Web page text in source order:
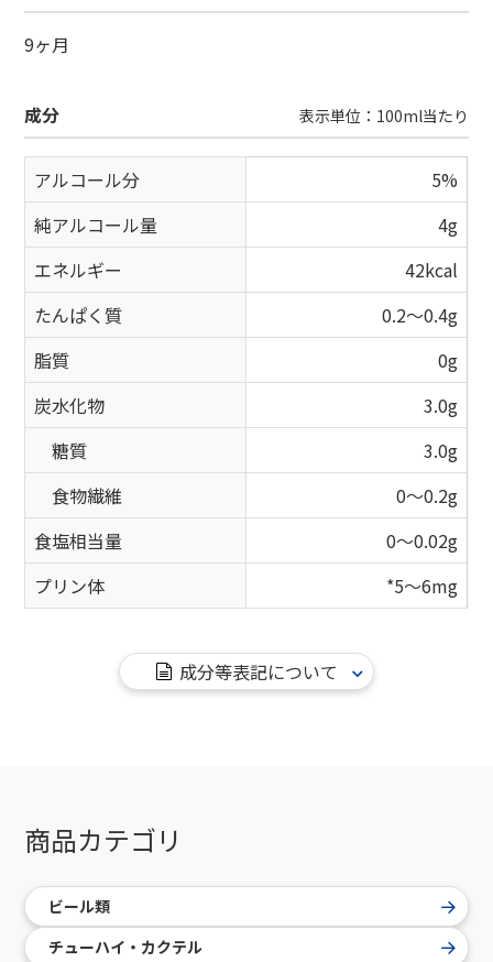
9ヶ月
成分 表示単位：100ml当たり
アルコール分
5%
純アルコール量
4g
エネルギー
42kcal
たんぱく質
0.2～0.4g
脂質
0g
炭水化物
3.0g
糖質
3.0g
食物繊維
0～0.2g
食塩相当量
0～0.02g
プリン体
*5～6mg
成分等表記について
商品カテゴリ
ビール類
チューハイ・カクテル